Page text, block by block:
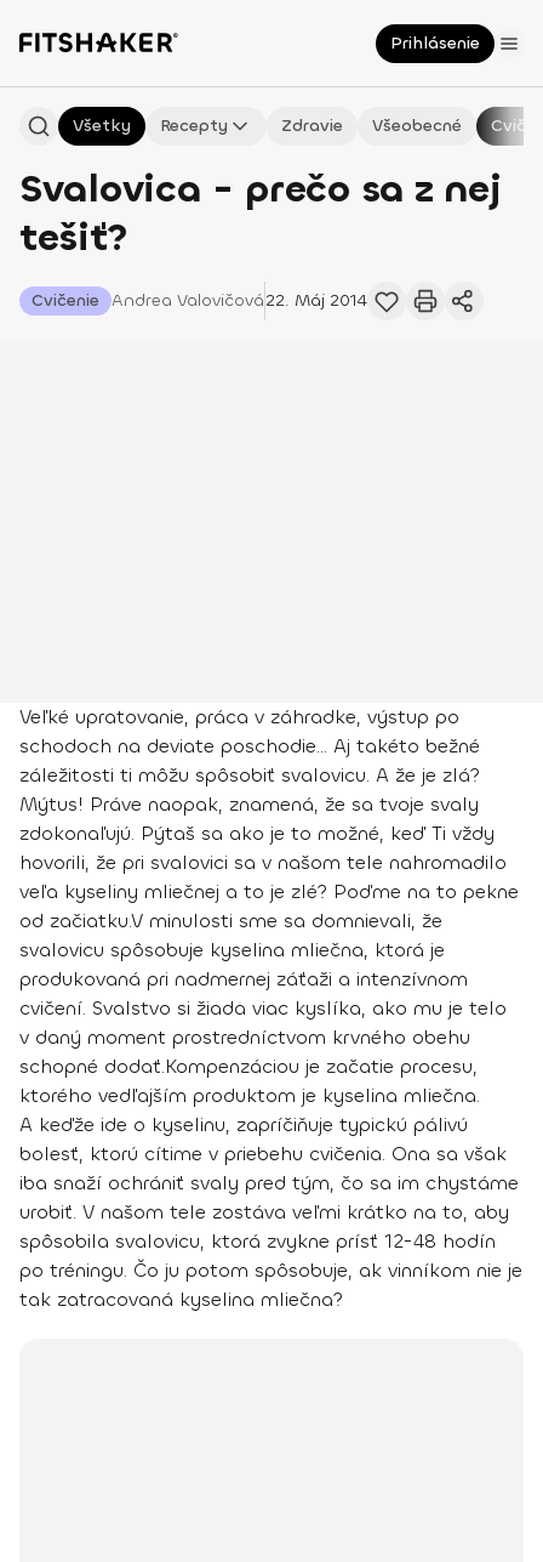
Prihlásenie
Všetky Recepty Zdravie Všeobecné
Svalovica - prečo sa z nej
tešiť?
Cvičenie Andrea Valovičová22. Máj 2014
Veľké upratovanie, práca v záhradke, výstup po
schodoch na deviate poschodie... Aj takéto bežné
záležitosti ti môžu spôsobiť svalovicu. A že je zlá?
Mýtus! Práve naopak, znamená, že sa tvoje svaly
zdokonaľujú. Pýtaš sa ako je to možné, keď Ti vždy
hovorili, že pri svalovici sa v našom tele nahromadilo
veľa kyseliny mliečnej a to je zlé? Poďme na to pekne
od začiatku.V minulosti sme sa domnievali, že
svalovicu spôsobuje kyselina mliečna, ktorá je
produkovaná pri nadmernej záťaži a intenzívnom
cvičení. Svalstvo si žiada viac kyslíka, ako mu je telo
v daný moment prostredníctvom krvného obehu
schopné dodať.Kompenzáciou je začatie procesu,
ktorého vedľajším produktom je kyselina mliečna.
A keďže ide o kyselinu, zapríčiňuje typickú pálivú
bolesť, ktorú cítime v priebehu cvičenia. Ona sa však
iba snaží ochrániť svaly pred tým, čo sa im chystáme
urobiť. V našom tele zostáva veľmi krátko na to, aby
spôsobila svalovicu, ktorá zvykne prísť 12-48 hodín
po tréningu. Čo ju potom spôsobuje, ak vinníkom nie je
tak zatracovaná kyselina mliečna?